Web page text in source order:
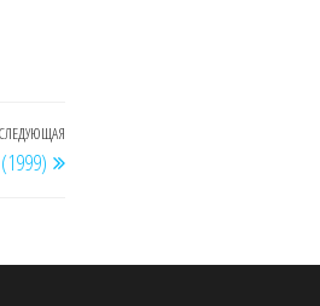
Следующая
запись
СЛЕДУЮЩАЯ